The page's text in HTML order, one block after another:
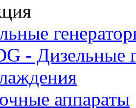
- Дизельные
аппараты